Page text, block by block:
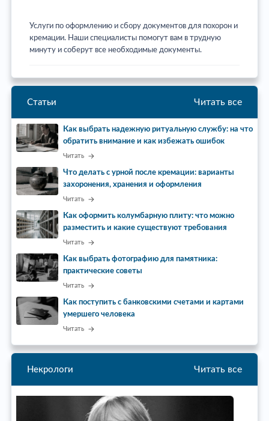
Услуги по оформлению и сбору документов для похорон и
кремации. Наши специалисты помогут вам в трудную
минуту и соберут все необходимые документы.
Статьи Читать все
Как выбрать надежную ритуальную службу: на что
обратить внимание и как избежать ошибок
Читать
Что делать с урной после кремации: варианты
захоронения, хранения и оформления
Читать
Как оформить колумбарную плиту: что можно
разместить и какие существуют требования
Читать
Как выбрать фотографию для памятника:
практические советы
Читать
Как поступить с банковскими счетами и картами
умершего человека
Читать
Некрологи Читать все